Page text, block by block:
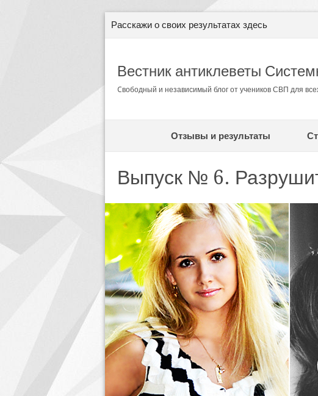
Расскажи о своих результатах здесь
Вестник антиклеветы
Cвободный и независимый блог от учеников СВП для
Отзывы и результаты
Выпуск № 6.